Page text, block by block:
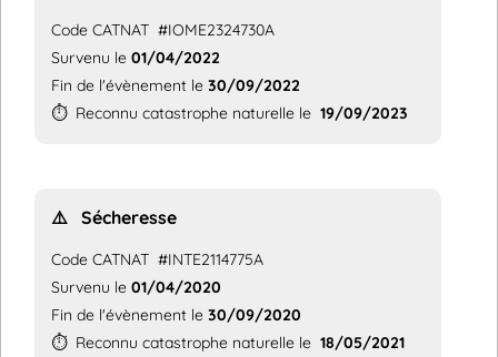
Code CATNAT #IOME2324730A
Survenu le 01/04/2022
Fin de l'évènement le 30/09/2022
⏱️ Reconnu catastrophe naturelle le 19/09/2023
⚠️ Sécheresse
Code CATNAT #INTE2114775A
Survenu le 01/04/2020
Fin de l'évènement le 30/09/2020
⏱️ Reconnu catastrophe naturelle le 18/05/2021